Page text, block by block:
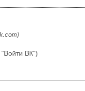
"Войти ВК")